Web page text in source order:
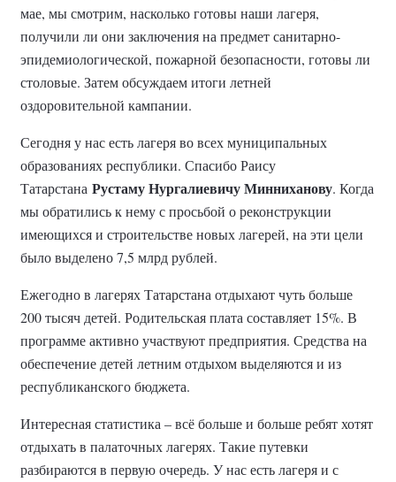
мае, мы смотрим, насколько готовы наши лагеря,
получили ли они заключения на предмет санитарно-
эпидемиологической, пожарной безопасности, готовы ли
столовые. Затем обсуждаем итоги летней
оздоровительной кампании.
Сегодня у нас есть лагеря во всех муниципальных
образованиях республики. Спасибо Раису
Татарстана Рустаму Нургалиевичу Минниханову. Когда
мы обратились к нему с просьбой о реконструкции
имеющихся и строительстве новых лагерей, на эти цели
было выделено 7,5 млрд рублей.
Ежегодно в лагерях Татарстана отдыхают чуть больше
200 тысяч детей. Родительская плата составляет 15%. В
программе активно участвуют предприятия. Средства на
обеспечение детей летним отдыхом выделяются и из
республиканского бюджета.
Интересная статистика – всё больше и больше ребят хотят
отдыхать в палаточных лагерях. Такие путевки
разбираются в первую очередь. У нас есть лагеря и с